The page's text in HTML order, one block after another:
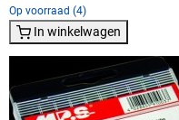
Op voorraad (4)
In winkelwagen